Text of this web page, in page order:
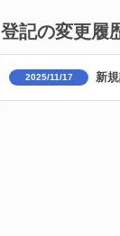
登記の変更履
2025/11/17 新